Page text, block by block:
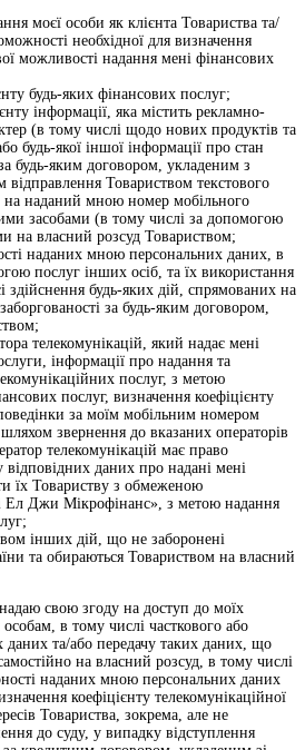
моєї особи як клієнта Товариства та/
необхідної для визначення
можливості надання мені фінансових
будь-яких фінансових послуг;
інформації, яка містить рекламно-
(в тому числі щодо нових продуктів та
будь-якої іншої інформації про стан
будь-яким договором, укладеним з
Товариством текстового
на наданий мною номер мобільного
засобами (в тому числі за допомогою
на власний розсуд Товариством;
наданих мною персональних даних, в
послуг інших осіб, та їх використання
здійснення будь-яких дій, спрямованих на
за будь-яким договором,
телекомунікацій, який надає мені
інформації про надання та
послуг, з метою
послуг, визначення коефіцієнту
за моїм мобільним номером
звернення до вказаних операторів
телекомунікацій має право
відповідних даних про надані мені
їх Товариству з обмеженою
Ел Джи Мікрофінанс», з метою надання
інших дій, що не заборонені
та обираються Товариством на власний
свою згоду на доступ до моїх
в тому числі часткового або
та/або передачу таких даних, що
на власний розсуд, в тому числі
наданих мною персональних даних
коефіцієнту телекомунікаційної
Товариства, зокрема, але не
до суду, у випадку відступлення